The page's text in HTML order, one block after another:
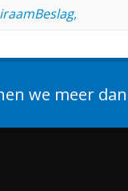
we meer